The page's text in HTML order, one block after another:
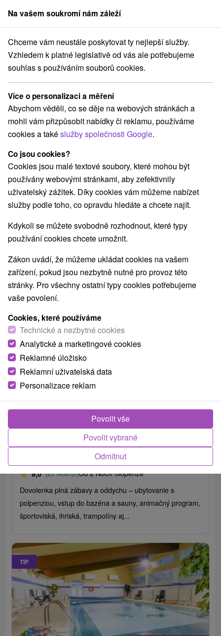
člen skupinySorger
na Slovensku Východné Slovensko Prešovský kraj Lučivná
Pobyty Lučivná
Kategorie
Všechny kategorie
Pobyty v akci(1)
Wellness pobyty(1) Víkendové pobyty(2)
Pobyty pro seniory
Vyberte lokalitu nebo termín
Nejprodávanější
VŠECHNY TOP - NEJPRODÁVANĚJŠÍ NEJLEVNĚJŠÍ
Léto v Tatrách: Rodinná dovolená s bazény a
animacemi v největším resortu
Family Resort Lučivná
9,0 (25 recenzí)Od 2 NocíPolopenze
Dovolenka plná zábavy a oddychu – ubytovanie s
polpenziou, vstup do bazéna a sauny, animačný program,
športoviská, ihriská, trampolíny aj...
TIP
Na vašem soukromí nám záleží
Chceme vám neustále poskytovat ty nejlepší služby.
Vzhledem k platné legislativě od vás ale potřebujeme
souhlas s používáním souborů cookies.
Více o personalizaci a měření
Abychom věděli, co se děje na webových stránkách a
mohli vám přizpůsobit nabídky či reklamu, používáme
cookies a takéslužby společnosti Google.
Co jsou cookies?
Cookies jsou malé textové soubory, které mohou být
používány webovými stránkami, aby zefektivnily
uživatelský zážitek. Díky cookies vám můžeme nabízet
služby podle toho, co opravdu hledáte a chcete najít.
Kdykoli se můžete svobodně rozhodnout, které typy
používání cookies chcete umožnit.
Zákon uvádí, že můžeme ukládat cookies na vašem
zařízení, pokud jsou nezbytně nutné pro provoz této
stránky. Pro všechny ostatní typy cookies potřebujeme
vaše povolení.
Cookies, které používáme
Technické a nezbytné cookies
Analytické a marketingové cookies
Reklamné úložisko
Reklamní uživatelská data
Personalizace reklam
Odmítnut
Povolit vybrané
Povolit vše